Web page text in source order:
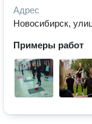
Адрес
Новосибирск,
Примеры работ